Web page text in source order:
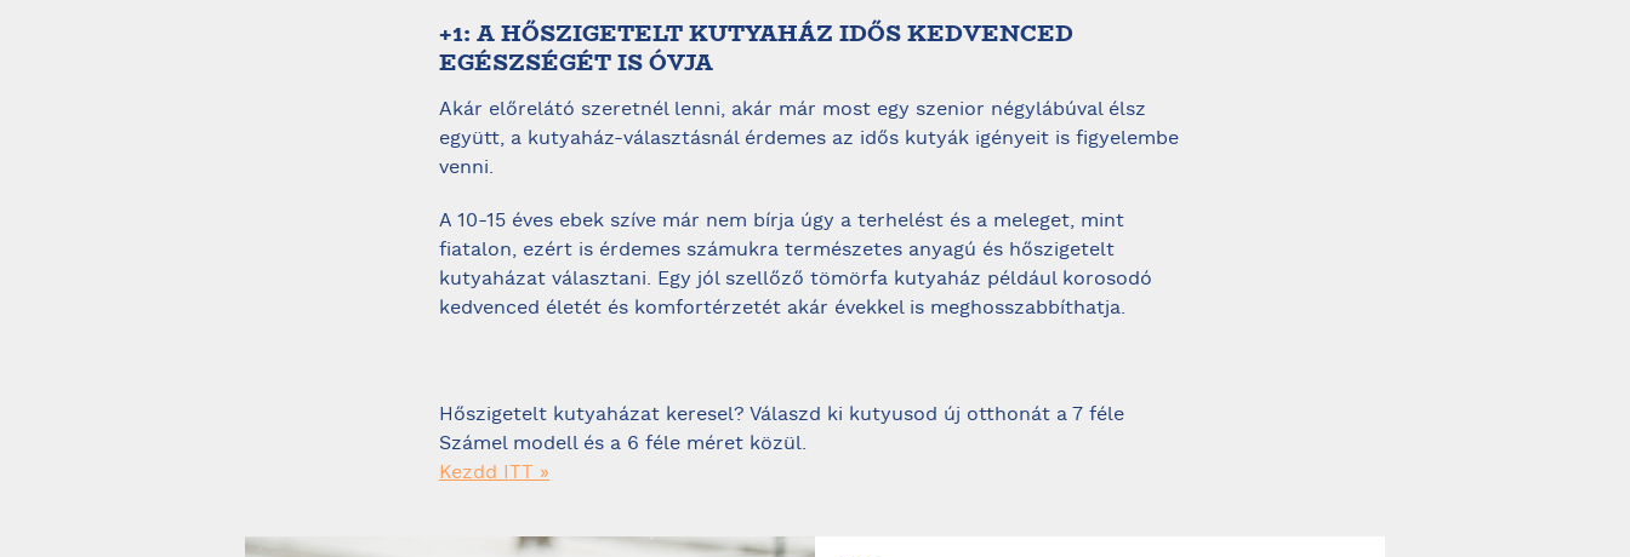
+1: A HŐSZIGETELT KUTYAHÁZ IDŐS KEDVENCED
EGÉSZSÉGÉT IS ÓVJA
Akár előrelátó szeretnél lenni, akár már most egy szenior négylábúval élsz
együtt, a kutyaház-választásnál érdemes az idős kutyák igényeit is figyelembe
venni.
A 10-15 éves ebek szíve már nem bírja úgy a terhelést és a meleget, mint
fiatalon, ezért is érdemes számukra természetes anyagú és hőszigetelt
kutyaházat választani. Egy jól szellőző tömörfa kutyaház például korosodó
kedvenced életét és komfortérzetét akár évekkel is meghosszabbíthatja.
Hőszigetelt kutyaházat keresel? Válaszd ki kutyusod új otthonát a 7 féle
Számel modell és a 6 féle méret közül.
Kezdd ITT »